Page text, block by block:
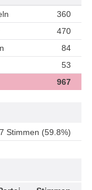
360
470
84
53
967
Stimmen (59.8%)